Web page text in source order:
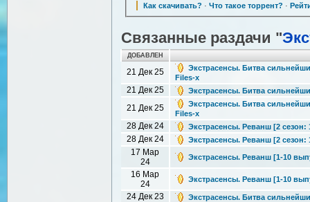
Как скачивать? · Что такое торрент? ·
Связанные раздачи "
ДОБАВЛЕН
21 Дек 25
Экстрасенсы. Битва
Files-x
21 Дек 25 Экстрасенсы. Битва
21 Дек 25
Экстрасенсы. Битва
Files-x
28 Дек 24 Экстрасенсы. Реванш [2 сезон:
28 Дек 24 Экстрасенсы. Реванш [2 сезон:
17 Мар
24
Экстрасенсы. Реванш [1-10
16 Мар
24
Экстрасенсы. Реванш [1-10
24 Дек 23 Экстрасенсы. Битва